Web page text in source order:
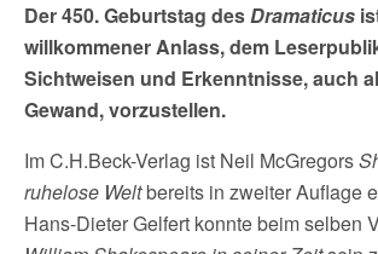
Der 450. Geburtstag desDramaticus
willkommener Anlass, dem
Sichtweisen und Erkenntnisse, auch
Gewand, vorzustellen.
Im C.H.Beck-Verlag ist Neil McGregors
ruhelose Weltbereits in zweiter Auflage
Hans-Dieter Gelfert konnte beim selben